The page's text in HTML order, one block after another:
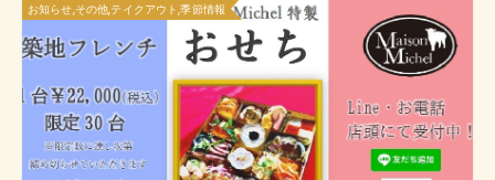
お知らせ,その他,テイクアウト,季節情報